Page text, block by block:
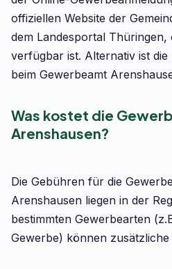
offiziellen Website der
dem Landesportal Thüringen,
verfügbar ist. Alternativ ist
beim Gewerbeamt
Was kostet die
Arenshausen?
Die Gebühren für die
Arenshausen liegen in der
bestimmten Gewerbearten
Gewerbe) können